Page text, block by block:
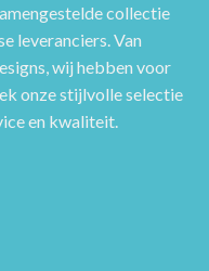
collectie
leveranciers. Van
wij hebben voor
onze stijlvolle selectie
en kwaliteit.